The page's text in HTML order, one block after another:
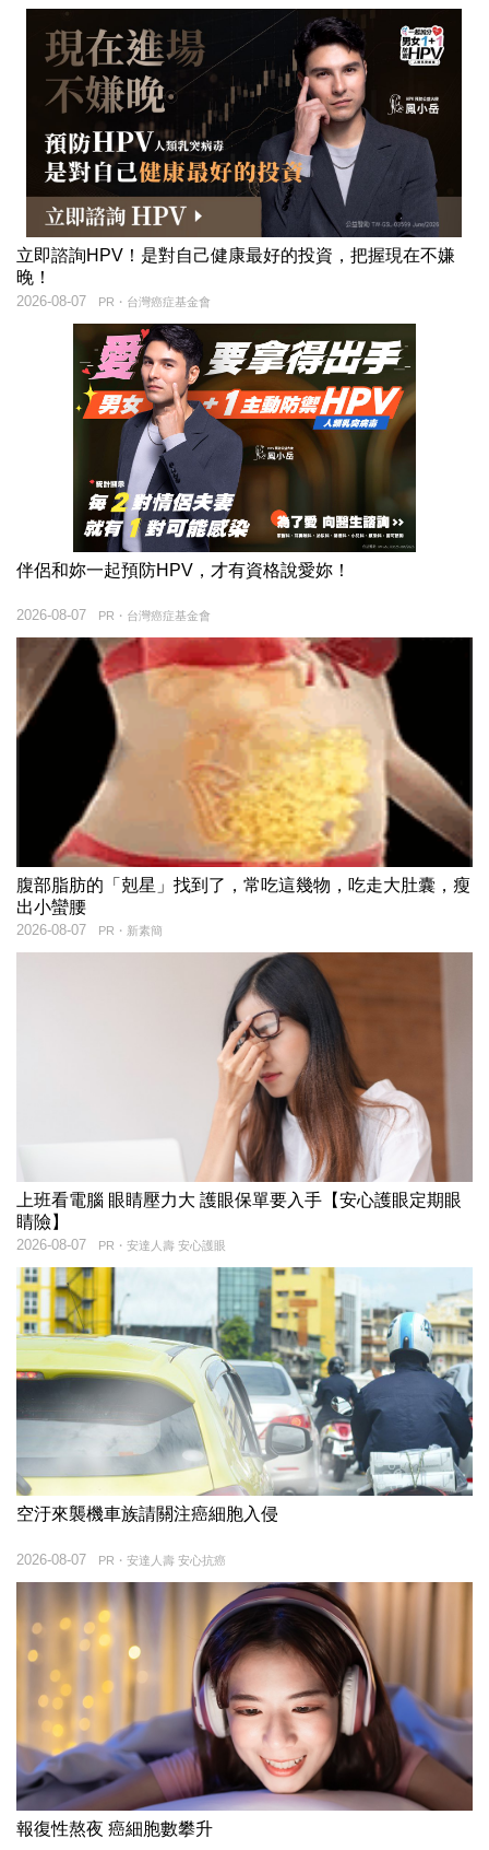
立即諮詢HPV！是對自己健康最好的投資，把握現在不嫌
晚！
PR・台灣癌症基金會
2026-08-07
伴侶和妳一起預防HPV，才有資格說愛妳！
PR・台灣癌症基金會
2026-08-07
腹部脂肪的「剋星」找到了，常吃這幾物，吃走大肚囊，瘦
出小蠻腰
PR・新素簡
2026-08-07
上班看電腦 眼睛壓力大 護眼保單要入手【安心護眼定期眼
睛險】
PR・安達人壽 安心護眼
2026-08-07
空汙來襲機車族請關注癌細胞入侵
PR・安達人壽 安心抗癌
2026-08-07
報復性熬夜 癌細胞數攀升